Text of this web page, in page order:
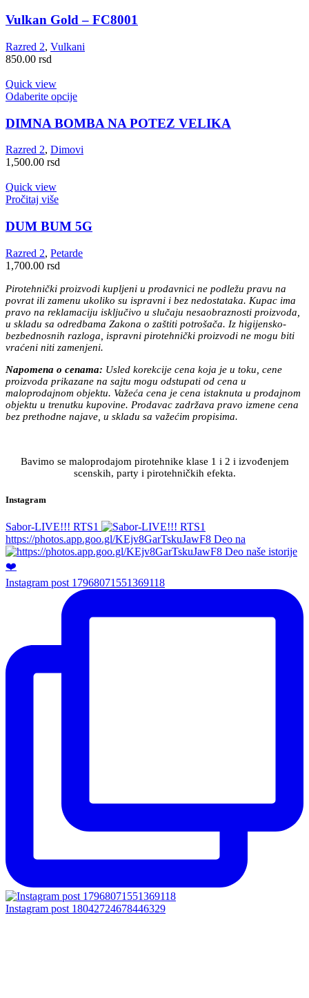
Vulkan Gold – FC8001
Razred 2, Vulkani
850.00 rsd
Quick view
Odaberite opcijeOvaj
ima
više
varijanti.
Opcije
stranici
proizvoda.
DIMNA BOMBA NA POTEZ VELIKA
Razred 2, Dimovi
1,500.00 rsd
Quick view
Pročitaj više
DUM BUM 5G
Razred 2, Petarde
1,700.00 rsd
Pirotehnički proizvodi kupljeni u prodavnici ne podležu pravu na
povrat ili zamenu ukoliko su ispravni i bez nedostataka. Kupac ima
pravo na reklamaciju isključivo u slučaju nesaobraznosti proizvoda,
u skladu sa odredbama Zakona o zaštiti potrošača. Iz higijensko-
bezbednosnih razloga, ispravni pirotehnički proizvodi ne mogu biti
vraćeni niti zamenjeni.
Napomena o cenama: Usled korekcije cena koja je u toku, cene
proizvoda prikazane na sajtu mogu odstupati od cena u
maloprodajnom objektu. Važeća cena je cena istaknuta u prodajnom
objektu u trenutku kupovine. Prodavac zadržava pravo izmene cena
bez prethodne najave, u skladu sa važećim propisima.
Bavimo se maloprodajom pirotehnike klase 1 i 2 i izvođenjem
scenskih, party i pirotehničkih efekta.
Instagram
Sabor-LIVE!!! RTS1
https://photos.app.goo.gl/KEjv8GarTskuJawF8 Deo na
Instagram post 17968071551369118
Instagram post 18042724678446329